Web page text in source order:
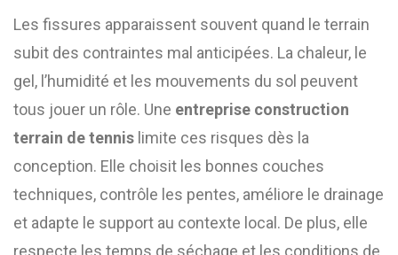
Les fissures apparaissent souvent quand le terrain
subit des contraintes mal anticipées. La chaleur, le
gel, l’humidité et les mouvements du sol peuvent
tous jouer un rôle. Une entreprise construction
terrain de tennis limite ces risques dès la
conception. Elle choisit les bonnes couches
techniques, contrôle les pentes, améliore le drainage
et adapte le support au contexte local. De plus, elle
respecte les temps de séchage et les conditions de